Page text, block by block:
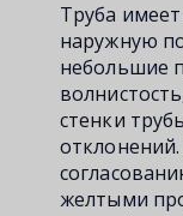
Труба
наружную
небольшие
стенки
желтыми